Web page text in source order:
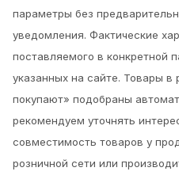
параметры без
уведомления. Фактические
поставляемого в конкретной
указанных на сайте. Товары
покупают» подобраны
рекомендуем уточнять
совместимость товаров у
розничной сети или